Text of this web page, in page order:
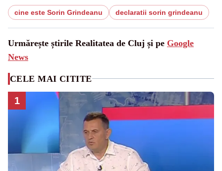
cine este Sorin Grindeanu declaratii sorin grindeanu
Urmărește știrile Realitatea de Cluj și pe Google
News
CELE MAI CITITE
1